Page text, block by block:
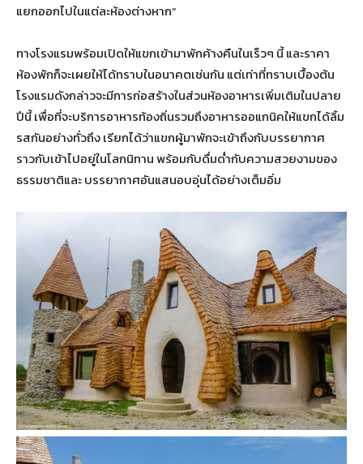
แยกออกไปในแต่ละห้องต่างหาก”
ทางโรงแรมพร้อมเปิดให้แขกเข้ามาพักค้างคืนในเร็วๆ นี้ และราคา
ห้องพักก็จะเผยให้ได้ทราบในอนาคตเช่นกัน แต่เท่าที่ทราบเบื้องต้น
โรงแรมดังกล่าวจะมีการก่อสร้างในส่วนห้องอาหารเพิ่มเติมในปลาย
ปีนี้ เพื่อที่จะบริการอาหารท้องถิ่นรวมถึงอาหารออแกนิคให้แขกได้ลิ้ม
รสกันอย่างทั่วถึง เรียกได้ว่าแขกผู้มาพักจะเข้าถึงกับบรรยากาศ
ราวกับเข้าไปอยู่ในโลกนิทาน พร้อมกับดื่มด่ำกับความสวยงามของ
ธรรมชาติและ บรรยากาศอันแสนอบอุ่นได้อย่างเต็มอิ่ม